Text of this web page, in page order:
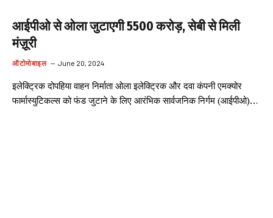
आईपीओ से ओला जुटाएगी 5500 करोड़, सेबी से मिली
मंज़ूरी
ऑटोमोबाइल June 20, 2024
इलेक्ट्रिक दोपहिया वाहन निर्माता ओला इलेक्ट्रिक और दवा कंपनी एमक्योर
फार्मास्युटिकल्स को फंड जुटाने के लिए आरंभिक सार्वजनिक निर्गम (आईपीओ)…